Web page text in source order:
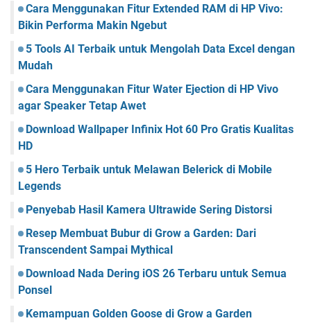
Cara Menggunakan Fitur Extended RAM di HP Vivo:
Bikin Performa Makin Ngebut
5 Tools AI Terbaik untuk Mengolah Data Excel dengan
Mudah
Cara Menggunakan Fitur Water Ejection di HP Vivo
agar Speaker Tetap Awet
Download Wallpaper Infinix Hot 60 Pro Gratis Kualitas
HD
5 Hero Terbaik untuk Melawan Belerick di Mobile
Legends
Penyebab Hasil Kamera Ultrawide Sering Distorsi
Resep Membuat Bubur di Grow a Garden: Dari
Transcendent Sampai Mythical
Download Nada Dering iOS 26 Terbaru untuk Semua
Ponsel
Kemampuan Golden Goose di Grow a Garden